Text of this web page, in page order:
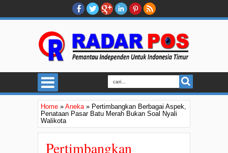
Home » Aneka» Pertimbangkan Berbagai Aspek,
Penataan Pasar Batu Merah Bukan Soal Nyali
Walikota
Pertimbangkan